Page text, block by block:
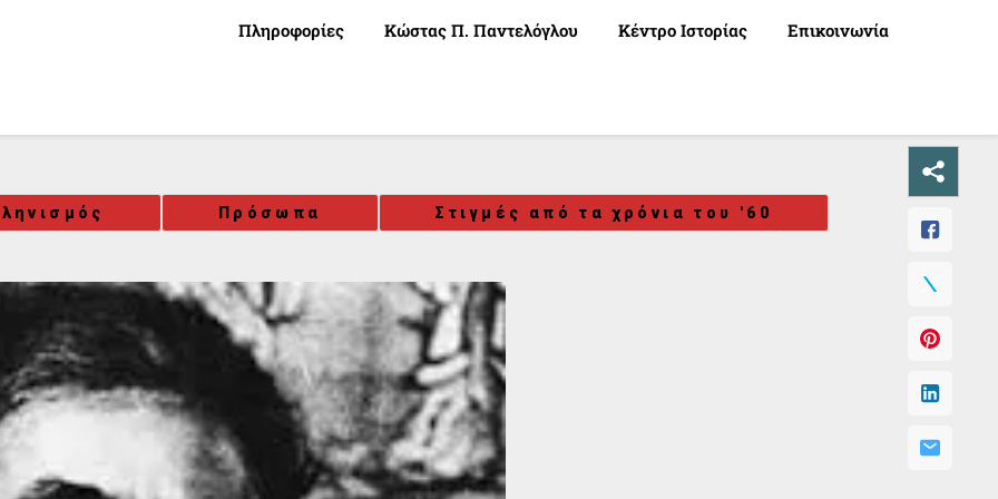
Πληροφορίες Κώστας Π. Παντελόγλου Κέντρο Ιστορίας Επικοινωνία
Πρόσωπα Στιγμές από τα χρόνια του '60